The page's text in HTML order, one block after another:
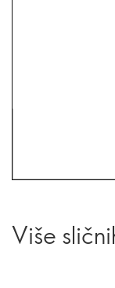
Više